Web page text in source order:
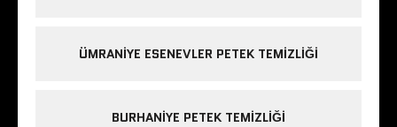
ÜMRANIYE ESENEVLER PETEK TEMIZLIĞI
BURHANIYE PETEK TEMIZLIĞI